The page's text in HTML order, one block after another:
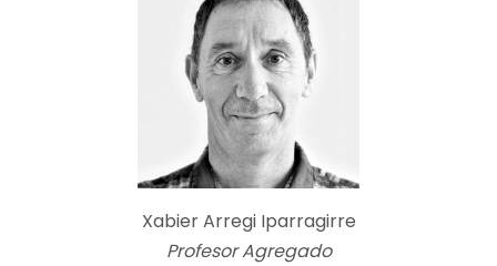
Xabier Arregi Iparragirre
Profesor Agregado